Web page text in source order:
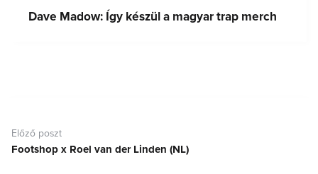
Dave Madow: Így készül a magyar trap merch
navigáció
Előző poszt
Előző
Footshop x Roel van der Linden (NL)